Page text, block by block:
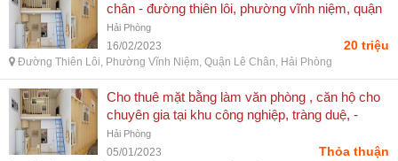
chân - đường thiên lôi, phường vĩnh niệm, quận
lê chân, hải phòng
Hải Phòng
16/02/2023 20 triệu
Đường Thiên Lôi, Phường Vĩnh Niệm, Quận Lê Chân, Hải Phòng
Cho thuê mặt bằng làm văn phòng , căn hộ cho
chuyên gia tại khu công nghiệp, tràng duệ, -
quốc lộ 10, xã lê lợi, huyện an dương, hải phòng
Hải Phòng
05/01/2023 Thỏa thuận